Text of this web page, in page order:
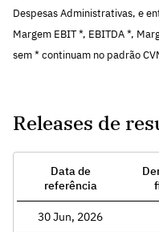
Despesas Administrativas, e
Margem EBIT *, EBITDA *,
sem * continuam no padrão
Releases de
Data de
referência
30 Jun, 2026